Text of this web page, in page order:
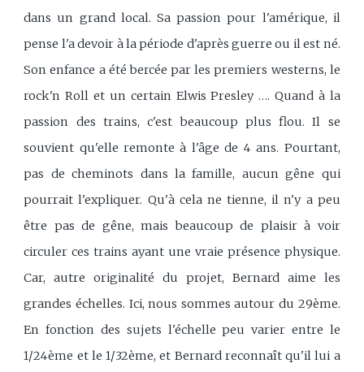
dans un grand local. Sa passion pour l'amérique, il
pense l'a devoir à la période d'après guerre ou il est né.
Son enfance a été bercée par les premiers westerns, le
rock'n Roll et un certain Elwis Presley …. Quand à la
passion des trains, c'est beaucoup plus flou. Il se
souvient qu'elle remonte à l'âge de 4 ans. Pourtant,
pas de cheminots dans la famille, aucun gêne qui
pourrait l'expliquer. Qu'à cela ne tienne, il n'y a peu
être pas de gêne, mais beaucoup de plaisir à voir
circuler ces trains ayant une vraie présence physique.
Car, autre originalité du projet, Bernard aime les
grandes échelles. Ici, nous sommes autour du 29ème.
En fonction des sujets l'échelle peu varier entre le
1/24ème et le 1/32ème, et Bernard reconnaît qu'il lui a